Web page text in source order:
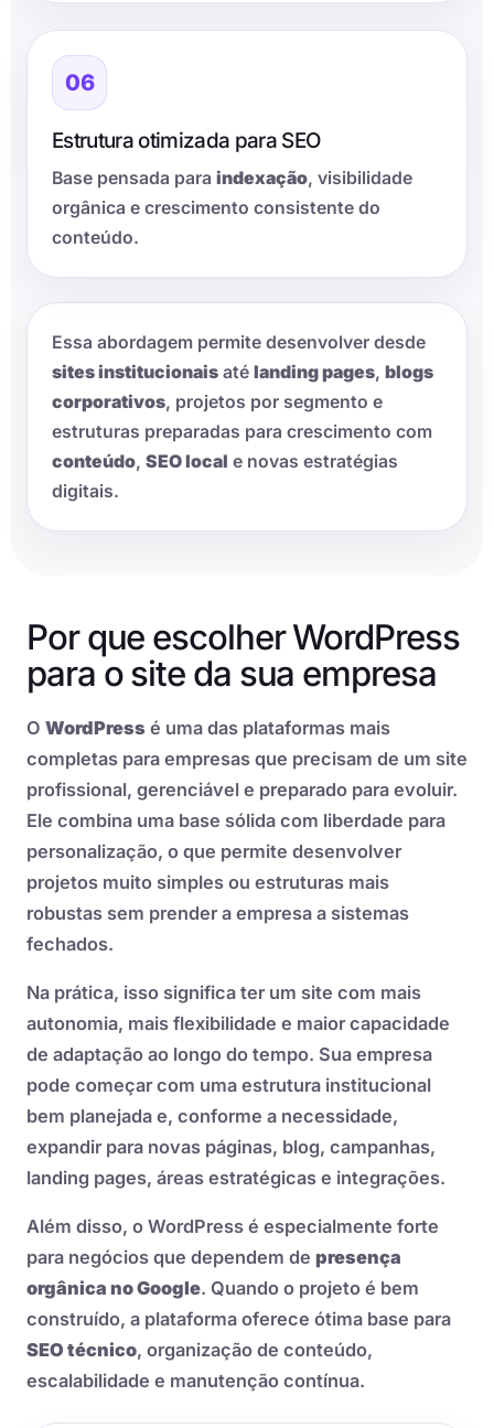
06
Estrutura otimizada para SEO
Base pensada para indexação, visibilidade
orgânica e crescimento consistente do
conteúdo.
Essa abordagem permite desenvolver desde
sites institucionais até landing pages, blogs
corporativos, projetos por segmento e
estruturas preparadas para crescimento com
conteúdo, SEO local e novas estratégias
digitais.
Por que escolher WordPress
para o site da sua empresa
O WordPress é uma das plataformas mais
completas para empresas que precisam de um site
profissional, gerenciável e preparado para evoluir.
Ele combina uma base sólida com liberdade para
personalização, o que permite desenvolver
projetos muito simples ou estruturas mais
robustas sem prender a empresa a sistemas
fechados.
Na prática, isso significa ter um site com mais
autonomia, mais flexibilidade e maior capacidade
de adaptação ao longo do tempo. Sua empresa
pode começar com uma estrutura institucional
bem planejada e, conforme a necessidade,
expandir para novas páginas, blog, campanhas,
landing pages, áreas estratégicas e integrações.
Além disso, o WordPress é especialmente forte
para negócios que dependem de presença
orgânica no Google. Quando o projeto é bem
construído, a plataforma oferece ótima base para
SEO técnico, organização de conteúdo,
escalabilidade e manutenção contínua.